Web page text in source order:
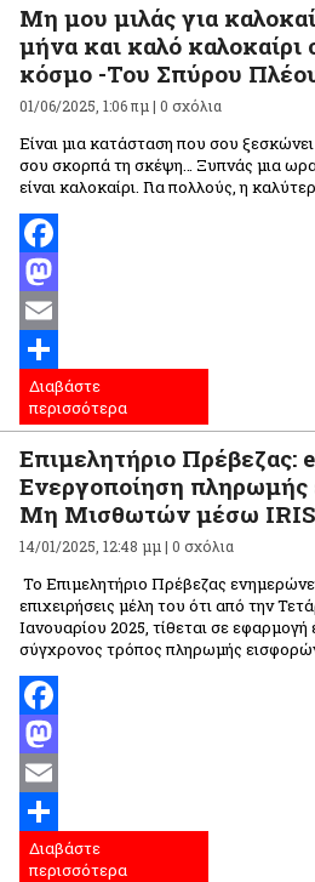
Μη μου μιλάς για
μήνα και καλό καλοκαίρι
κόσμο -Του Σπύρου
01/06/2025, 1:06 πμ |0 σχόλια
Είναι μια κατάσταση που σου
σου σκορπά τη σκέψη… Ξυπνάς μια
είναι καλοκαίρι. Για πολλούς, η
Facebook
Mastodon
Email
Μοιραστείτε
Διαβάστε
περισσότερα
Επιμελητήριο
Ενεργοποίηση
Μη Μισθωτών μέσω IRIS
14/01/2025, 12:48 μμ |0 σχόλια
Το Επιμελητήριο Πρέβεζας
επιχειρήσεις μέλη του ότι από την
Ιανουαρίου 2025, τίθεται σε εφαρμογή
σύγχρονος τρόπος πληρωμής
Facebook
Mastodon
Email
Μοιραστείτε
Διαβάστε
περισσότερα